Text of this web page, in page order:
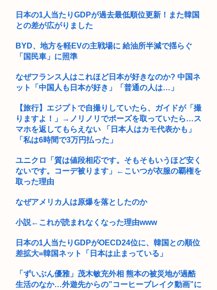
熊本人、普通に会社に行ってることが判明www
【悲報】令和の公園、禁止事項が増えすぎてもう何もできなく
なるww...
スト6の新キャラ、エッッ可愛くてメロメロになるプレイヤー
が続出ｗ...
【画像】Z世代の高校、勃起不可避すぎるってwww
【動画】FC版ドラクエ4のラナルータの演出が凄いと話題。フ
ァミコ...
2人が目...
日本の1人当たりGDPが過去最低順位更新！また韓国
との差が広がりました
BYD、地方を軽EVの主戦場に 給油所半減で揺らぐ
「国民車」に照準
なぜフランス人はこれほど日本が好きなのか? 中国ネ
ット「中国人も日本が好き」「普通の人は…」
【旅行】エジプトで自撮りしていたら、ガイドが「撮
りますよ！」→ノリノリでポーズを取っていたら…ス
マホを返してもらえない 「日本人はカモ代表かも」
「私は6時間で3万円払った」
ユニクロ「質は値段相応です。そもそもいうほど安く
ないです。コーデ被ります」←こいつが衣服の覇権を
取った理由
なぜアメリカ人は原爆を落としたのか
小説←これが読まれなくなった理由www
日本の1人当たりGDPがOECD24位に、韓国との順位
差拡大=韓国ネット「日本は止まっている」
「ずいぶん優雅」茂木敏充外相 熊本の被災地が過酷
生活のなか…外遊先からの”コーヒーブレイク動画”に